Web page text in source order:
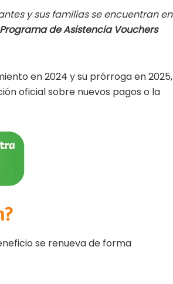
y sus familias se encuentran en
Programa de Asistencia Vouchers
en 2024 y su prórroga en 2025,
oficial sobre nuevos pagos o la
se renueva de forma